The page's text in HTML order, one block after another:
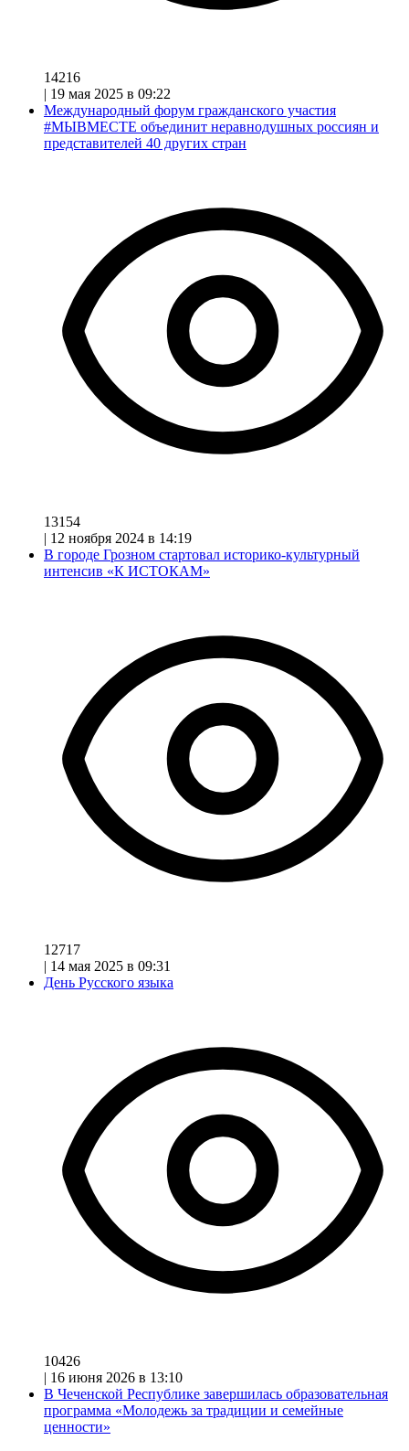
14216
| 19 мая 2025 в 09:22
Международный форум гражданского участия
#МЫВМЕСТЕ объединит неравнодушных россиян и
представителей 40 других стран
13154
| 12 ноября 2024 в 14:19
В городе Грозном стартовал историко-культурный
интенсив «К ИСТОКАМ»
12717
| 14 мая 2025 в 09:31
День Русского языка
10426
| 16 июня 2026 в 13:10
В Чеченской Республике завершилась образовательная
программа «Молодежь за традиции и семейные
ценности»